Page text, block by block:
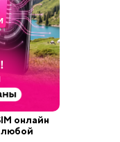
онлайн
любой